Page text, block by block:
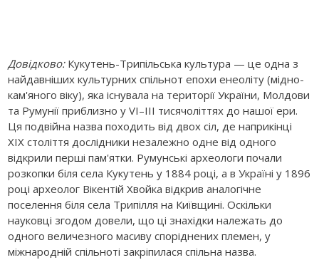
Довідково:Кукутень-Трипільська культура — це одна з
найдавніших культурних спільнот епохи енеоліту (мідно-
кам'яного віку), яка існувала на території України, Молдови
та Румунії приблизно у VI–III тисячоліттях до нашої ери.
Ця подвійна назва походить від двох сіл, де наприкінці
XIX століття дослідники незалежно одне від одного
відкрили перші пам'ятки. Румунські археологи почали
розкопки біля села Кукутень у 1884 році, а в Україні у 1896
році археолог Вікентій Хвойка відкрив аналогічне
поселення біля села Трипілля на Київщині. Оскільки
науковці згодом довели, що ці знахідки належать до
одного величезного масиву споріднених племен, у
міжнародній спільноті закріпилася спільна назва.